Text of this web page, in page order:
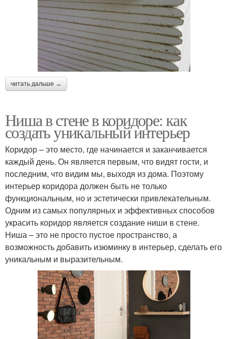
читать дальше →
Ниша в стене в коридоре: как
создать уникальный интерьер
Коридор – это место, где начинается и заканчивается
каждый день. Он является первым, что видят гости, и
последним, что видим мы, выходя из дома. Поэтому
интерьер коридора должен быть не только
функциональным, но и эстетически привлекательным.
Одним из самых популярных и эффективных способов
украсить коридор является создание ниши в стене.
Ниша – это не просто пустое пространство, а
возможность добавить изюминку в интерьер, сделать его
уникальным и выразительным.